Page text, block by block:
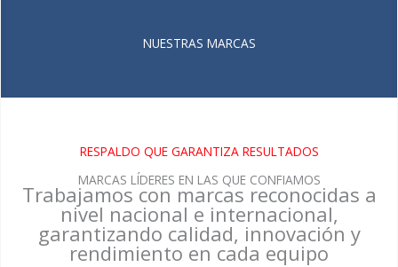
NUESTRAS MARCAS
RESPALDO QUE GARANTIZA RESULTADOS
MARCAS LÍDERES EN LAS QUE CONFIAMOS
Trabajamos con marcas reconocidas a
nivel nacional e internacional,
garantizando calidad, innovación y
rendimiento en cada equipo